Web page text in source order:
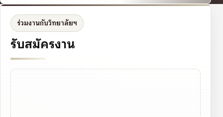
ร่วมงานกับวิทยาลัยฯ
รับสมัครงาน